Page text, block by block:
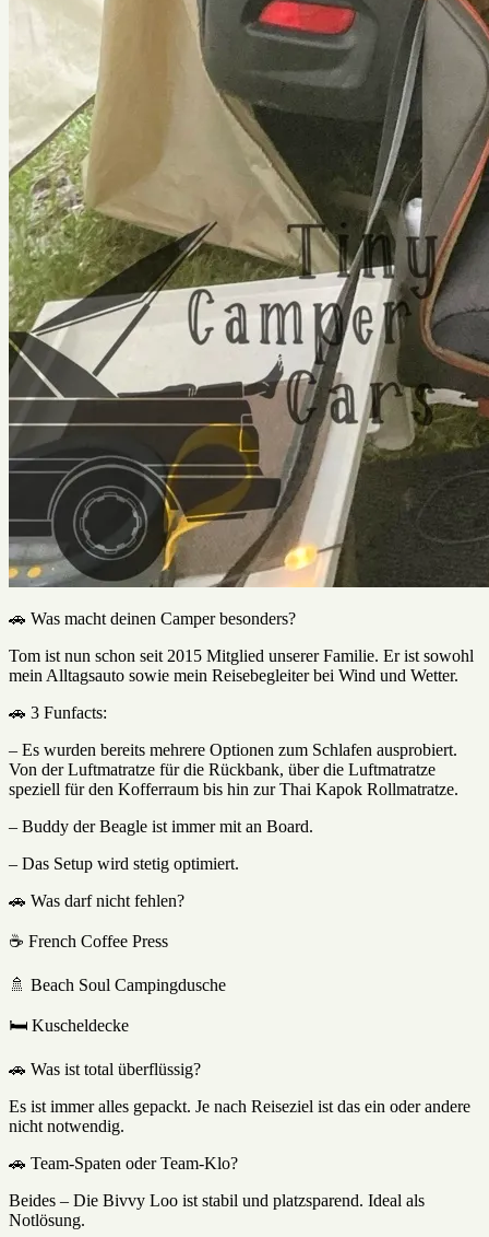
🚗 Was macht deinen Camper besonders?
Tom ist nun schon seit 2015 Mitglied unserer Familie. Er ist sowohl
mein Alltagsauto sowie mein Reisebegleiter bei Wind und Wetter.
🚗 3 Funfacts:
– Es wurden bereits mehrere Optionen zum Schlafen ausprobiert.
Von der Luftmatratze für die Rückbank, über die Luftmatratze
speziell für den Kofferraum bis hin zur Thai Kapok Rollmatratze.
– Buddy der Beagle ist immer mit an Board.
– Das Setup wird stetig optimiert.
🚗 Was darf nicht fehlen?
☕ French Coffee Press
🚿 Beach Soul Campingdusche
🛏️ Kuscheldecke
🚗 Was ist total überflüssig?
Es ist immer alles gepackt. Je nach Reiseziel ist das ein oder andere
nicht notwendig.
🚗 Team-Spaten oder Team-Klo?
Beides – Die Bivvy Loo ist stabil und platzsparend. Ideal als
Notlösung.